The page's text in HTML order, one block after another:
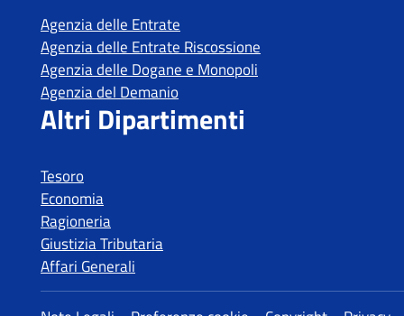
Tesoro
Economia
Ragioneria
Giustizia Tributaria
Affari Generali